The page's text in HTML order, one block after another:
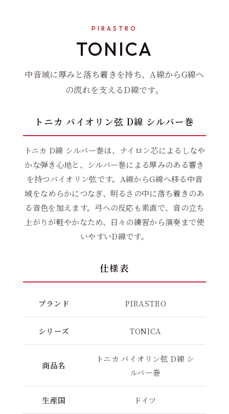
PIRASTRO
TONICA
中音域に厚みと落ち着きを持ち、A線からG線へ
の流れを支えるD線です。
トニカ バイオリン弦 D線 シルバー巻
トニカ D線 シルバー巻は、ナイロン芯によるしなや
かな弾き心地と、シルバー巻による厚みのある響き
を持つバイオリン弦です。A線からG線へ移る中音
域をなめらかにつなぎ、明るさの中に落ち着きのあ
る音色を加えます。弓への反応も素直で、音の立ち
上がりが軽やかなため、日々の練習から演奏まで使
いやすいD線です。
仕様表
ブランド PIRASTRO
シリーズ TONICA
商品名
トニカ バイオリン弦 D線 シ
ルバー巻
生産国 ドイツ